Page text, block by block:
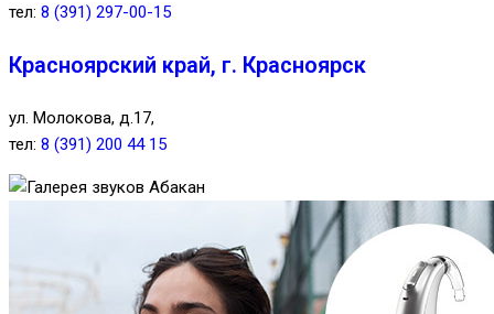
тел: 8 (391) 297-00-15
Красноярский край, г. Красноярск
ул. Молокова, д.17,
тел: 8 (391) 200 44 15